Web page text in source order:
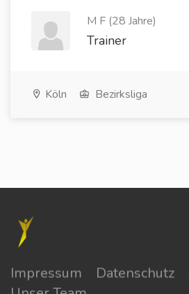
M F (28 Jahre)
Trainer
Köln Bezirksliga
Impressum Datenschutz